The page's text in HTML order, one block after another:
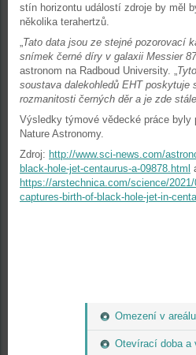
Omezení v
Otevírací doba a
stín horizontu událostí zdroje by měl
několika terahertzů.
„Tato data jsou ze stejné pozorovací
snímek černé díry v galaxii Messier 87
astronom na Radboud University. „
soustava dalekohledů EHT poskytuje
rozmanitosti černých děr a je zde
Výsledky týmové vědecké práce byly
Nature Astronomy.
Zdroj: http://www.sci-news.com/
black-hole-jet-centaurus-a-09878.html
https://arstechnica.com/science/
captures-birth-of-black-hole-jet-in-